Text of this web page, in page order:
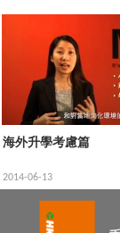
海外升學考慮篇
2014-06-13